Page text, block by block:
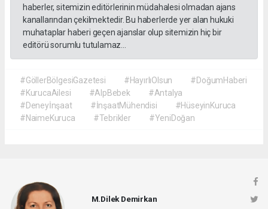
haberler, sitemizin editörlerinin müdahalesi olmadan ajans
kanallarından çekilmektedir. Bu haberlerde yer alan hukuki
muhataplar haberi geçen ajanslar olup sitemizin hiç bir
editörü sorumlu tutulamaz...
#GöllerBölgesiGazetesi #HayırlıOlsun
#DoğumHaberi
#KurucaAilesi
#AlpBebek
#Antalya
#Deneyİnşaat
#İnşaatMühendisi
#HüseyinKuruca
#NaimeKuruca
#Tebrikler #YeniDoğan
M.Dilek Demirkan